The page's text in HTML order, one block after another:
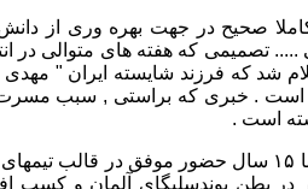
صحیح در جهت بهره وری از دانش
..... تصمیمی که هفته های متوالی در
شهریور ۱۴۰۰ , اعلام شد که فرزند شایسته
است . خبری که براستی , سبب
است .
مهدی مهدوی کیا عزیز با ۱۵ سال حضور موفق در
در بطن بوندسلیگای آلمان و کسب